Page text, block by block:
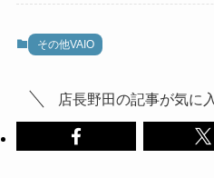
その他VAIO
店長野田の記事が気に